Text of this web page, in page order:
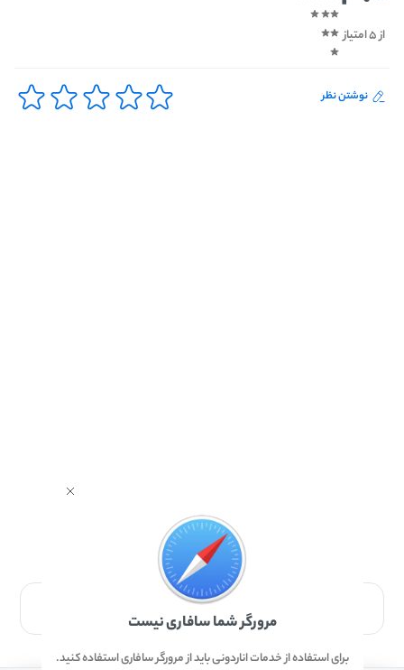
از 5 امتیاز
نوشتن نظر
برای دانلود برنامه با مرورگر Safari وارد شوید.
مرورگر شما سافاری نیست
برای استفاده از خدمات اناردونی باید از مرورگر سافاری استفاده کنید.